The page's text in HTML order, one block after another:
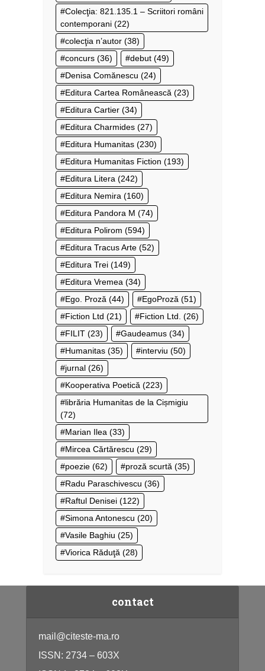
Colecţia: 821.135.1 – Scriitori români
contemporani (22)
colecţia n’autor (38)
concurs (36) debut (49)
Denisa Comănescu (24)
Editura Cartea Românească (23)
Editura Cartier (34)
Editura Charmides (27)
Editura Humanitas (230)
Editura Humanitas Fiction (193)
Editura Litera (242)
Editura Nemira (160)
Editura Pandora M (74)
Editura Polirom (594)
Editura Tracus Arte (52)
Editura Trei (149)
Editura Vremea (34)
Ego. Proză (44) EgoProză (51)
Fiction Ltd (21) Fiction Ltd. (26)
FILIT (23) Gaudeamus (34)
Humanitas (35) interviu (50)
jurnal (26)
Kooperativa Poetică (223)
librăria Humanitas de la Cișmigiu
(72)
Marian Ilea (33)
Mircea Cărtărescu (29)
poezie (62) proză scurtă (35)
Radu Paraschivescu (36)
Raftul Denisei (122)
Simona Antonescu (20)
Vasile Baghiu (25)
Viorica Răduţă (28)
contact
mail@citeste-ma.ro
ISSN: 2734 – 603X